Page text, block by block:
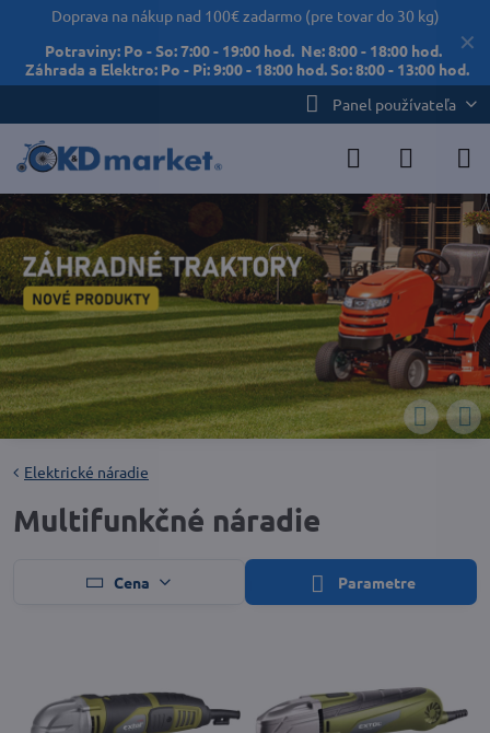
✕
Doprava na nákup nad 100€ zadarmo (pre tovar do 30 kg)
Potraviny: Po - So: 7:00 - 19:00 hod. Ne: 8:00 - 18:00 hod.
Záhrada a Elektro: Po - Pi: 9:00 - 18:00 hod. So: 8:00 - 13:00 hod.
Panel používateľa
Elektrické náradie
Multifunkčné náradie
Cena Parametre